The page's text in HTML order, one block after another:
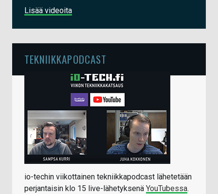
Lisää videoita
TEKNIIKKAPODCAST
io-techin viikottainen tekniikkapodcast lähetetään
perjantaisin klo 15 live-lähetyksenä YouTubessa.